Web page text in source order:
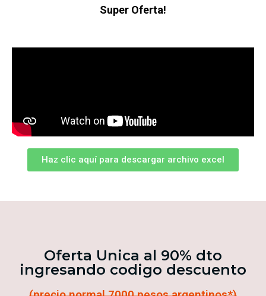
Super Oferta!
Haz clic aquí para descargar archivo excel
Oferta Unica al 90% dto
ingresando codigo descuento